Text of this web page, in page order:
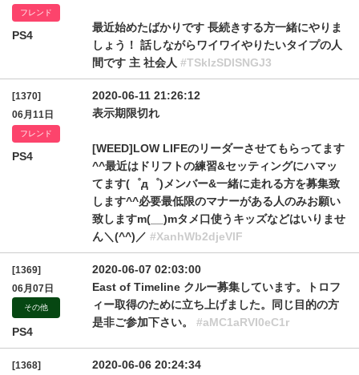
フレンド
PS4
最近始めたばかりです 長続きする方一緒にやりま
しょう！ 話しながらワイワイやりたいタイプの人
間です 主 社会人 #TSklzSDlSNGJ3
[1370]
06月11日
フレンド
PS4
2020-06-11 21:26:12
表示期限切れ
[WEED]LOW LIFEのリーダーさせてもらってます
^^最近はドリフトの練習&セッティングにハマッ
てます(゜д゜)メンバー&一緒に走れる方を募集致
します^^必要最低限のマナーがある人のみお願い
致しますm(__)mタメ口使うキッズなどはいりませ
ん＼(^^)／ #XanhWb2djeVlF
[1369]
06月07日
その他
PS4
2020-06-07 02:03:00
East of Timeline クルー募集しています。トロフ
ィー取得のために立ち上げました。同じ目的の方
是非ご参加下さい。 #aMC1aRVI0eC1r
[1368]
2020-06-06 20:24:34